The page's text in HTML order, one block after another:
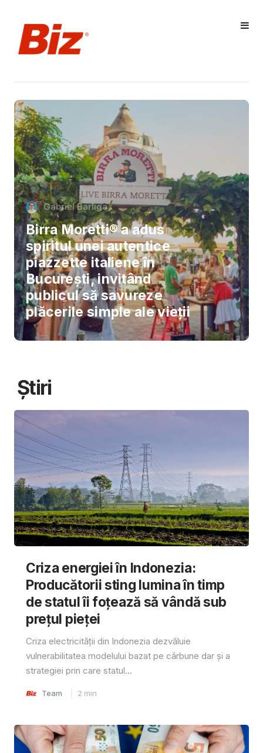
Gabriel Barliga
Birra Moretti® a adus
spiritul unei autentice
piazzette italiene în
București, invitând
publicul să savureze
plăcerile simple ale vieții
Știri
Criza energiei în Indonezia:
Producătorii sting lumina în timp
de statul îi foțează să vândă sub
prețul pieței
Criza electricității din Indonezia dezvăluie
vulnerabilitatea modelului bazat pe cărbune dar și a
strategiei prin care statul...
Team 2 min